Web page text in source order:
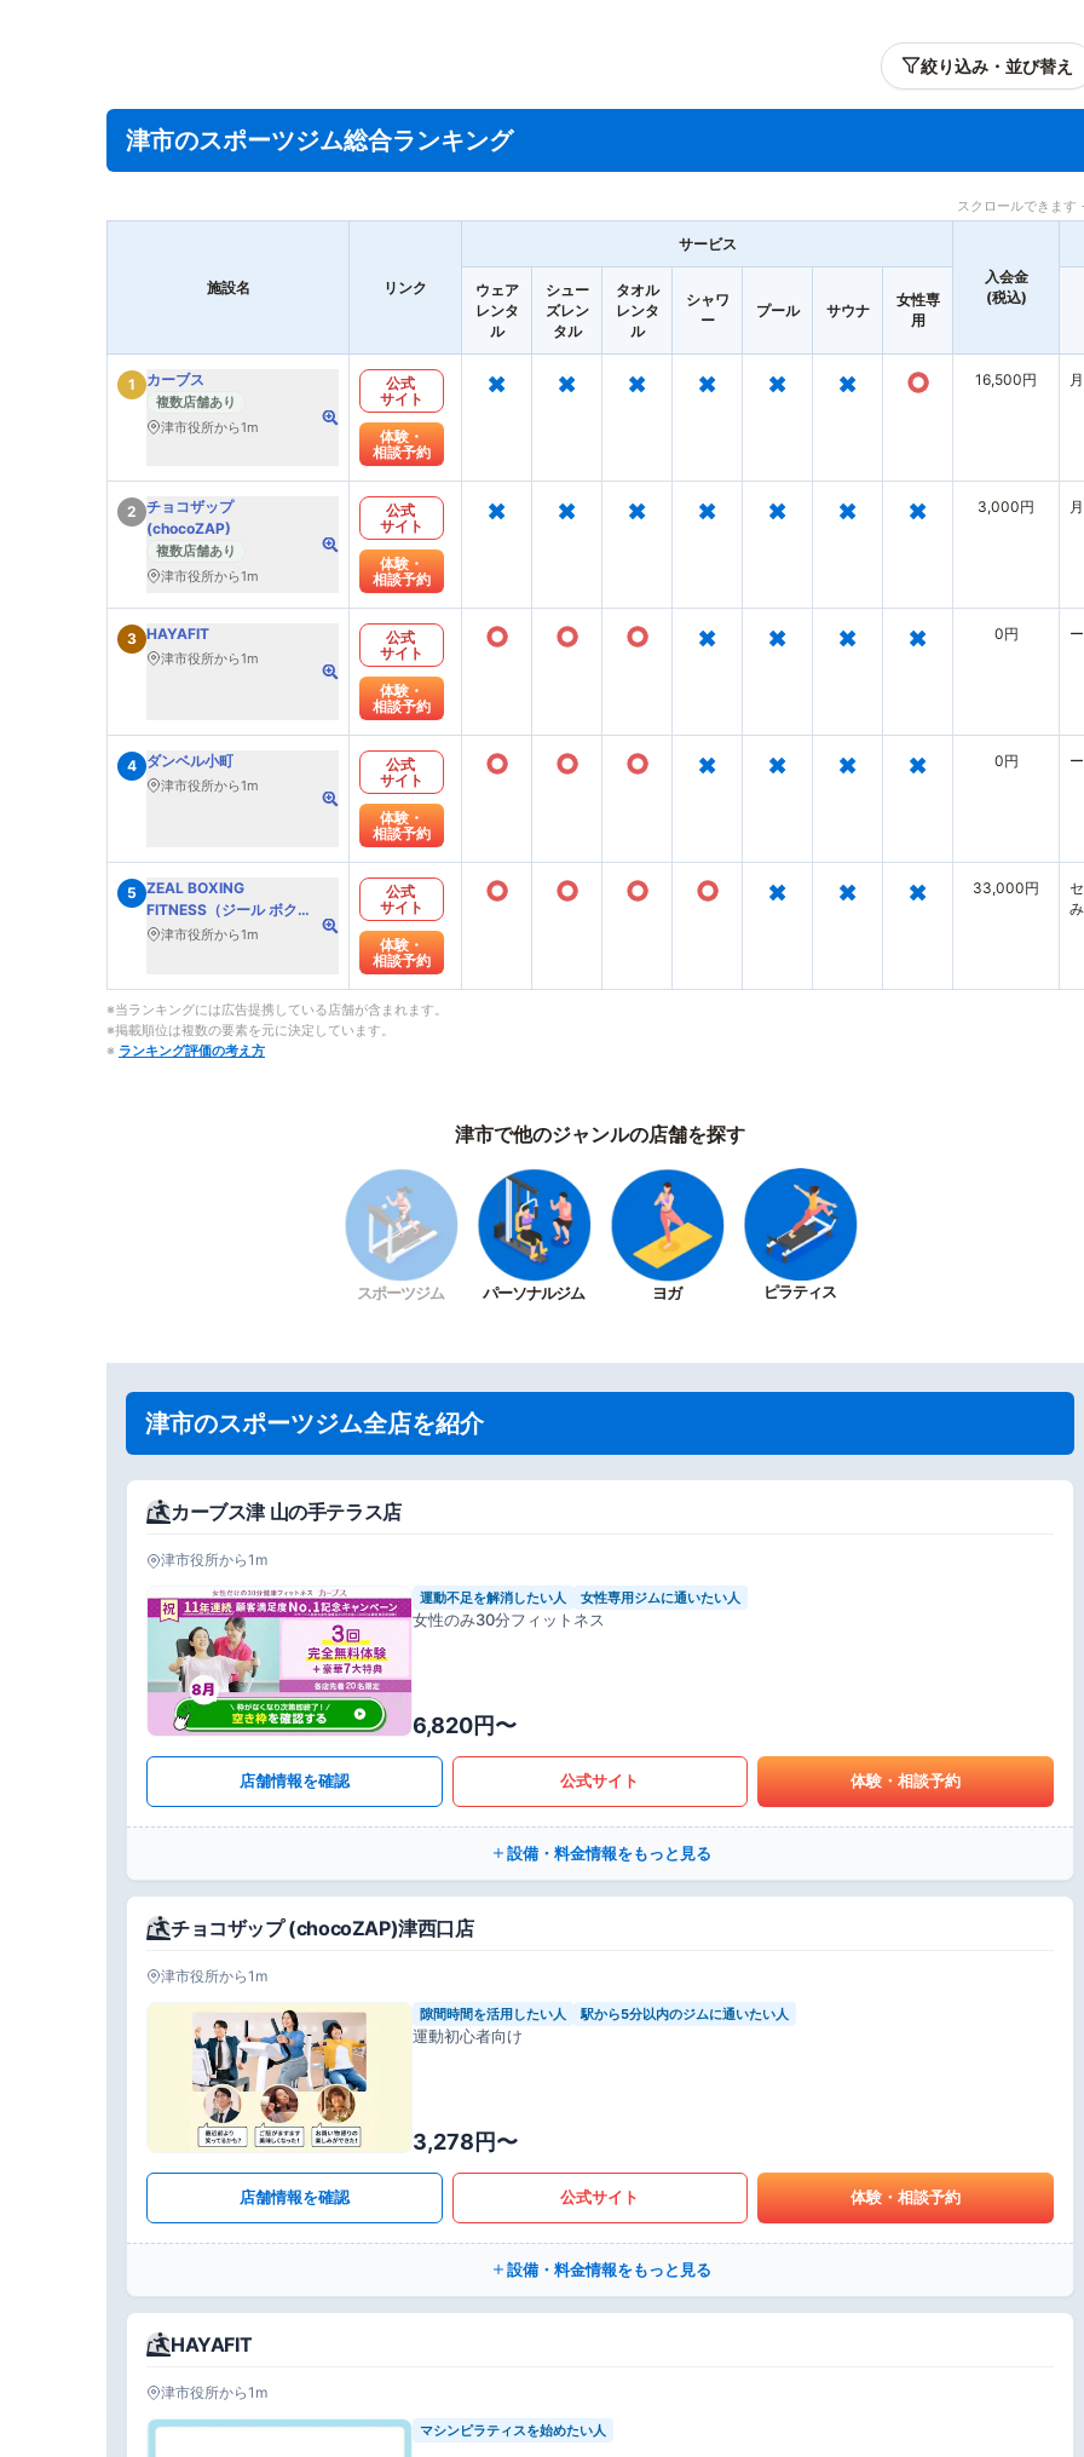
絞り込み・並び替え
津市のスポーツジム総合ランキング
スクロールできます
施設名 リンク
サービス
入会金
(税込)
ウェア
レンタ
ル
シュー
ズレン
タル
タオル
レンタ
ル
シャワ
ー
プール サウナ
女性専
用
1 カーブス
複数店舗あり
津市役所から1m
公式
サイト
体験・
相談予約
× × × × × × ○ 16,500円
2 チョコザップ
(chocoZAP)
複数店舗あり
津市役所から1m
公式
サイト
体験・
相談予約
× × × × × × × 3,000円
3 HAYAFIT
津市役所から1m
公式
サイト
体験・
相談予約
○ ○ ○ × × × × 0円 ー
4 ダンベル小町
津市役所から1m
公式
サイト
体験・
相談予約
○ ○ ○ × × × × 0円 ー
5 ZEAL BOXING
FITNESS（ジール ボクシ
ング フィットネス）
津市役所から1m
公式
サイト
体験・
相談予約
○ ○ ○ ○ × × × 33,000円
※当ランキングには広告提携している店舗が含まれます。
※掲載順位は複数の要素を元に決定しています。
※ ランキング評価の考え方
津市で他のジャンルの店舗を探す
スポーツジム パーソナルジム ヨガ ピラティス
津市のスポーツジム全店を紹介
カーブス津 山の手テラス店
津市役所から1m
運動不足を解消したい人 女性専用ジムに通いたい人
女性のみ30分フィットネス
6,820円〜
店舗情報を確認 公式サイト 体験・相談予約
設備・料金情報をもっと見る
チョコザップ (chocoZAP)津西口店
津市役所から1m
隙間時間を活用したい人 駅から5分以内のジムに通いたい人
運動初心者向け
3,278円〜
店舗情報を確認 公式サイト 体験・相談予約
設備・料金情報をもっと見る
HAYAFIT
津市役所から1m
マシンピラティスを始めたい人